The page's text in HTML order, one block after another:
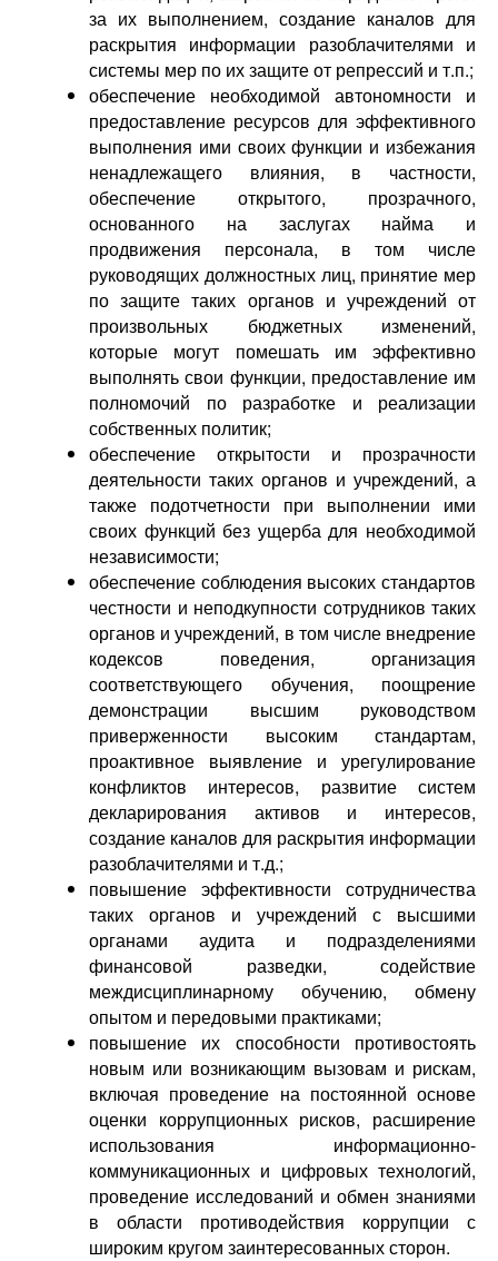
за их выполнением, создание каналов для
раскрытия информации разоблачителями и
системы мер по их защите от репрессий и т.п.;
обеспечение необходимой автономности и
предоставление ресурсов для эффективного
выполнения ими своих функции и избежания
ненадлежащего влияния, в частности,
обеспечение открытого, прозрачного,
основанного на заслугах найма и
продвижения персонала, в том числе
руководящих должностных лиц, принятие мер
по защите таких органов и учреждений от
произвольных бюджетных изменений,
которые могут помешать им эффективно
выполнять свои функции, предоставление им
полномочий по разработке и реализации
собственных политик;
обеспечение открытости и прозрачности
деятельности таких органов и учреждений, а
также подотчетности при выполнении ими
своих функций без ущерба для необходимой
независимости;
обеспечение соблюдения высоких стандартов
честности и неподкупности сотрудников таких
органов и учреждений, в том числе внедрение
кодексов поведения, организация
соответствующего обучения, поощрение
демонстрации высшим руководством
приверженности высоким стандартам,
проактивное выявление и урегулирование
конфликтов интересов, развитие систем
декларирования активов и интересов,
создание каналов для раскрытия информации
разоблачителями и т.д.;
повышение эффективности сотрудничества
таких органов и учреждений с высшими
органами аудита и подразделениями
финансовой разведки, содействие
междисциплинарному обучению, обмену
опытом и передовыми практиками;
повышение их способности противостоять
новым или возникающим вызовам и рискам,
включая проведение на постоянной основе
оценки коррупционных рисков, расширение
использования информационно-
коммуникационных и цифровых технологий,
проведение исследований и обмен знаниями
в области противодействия коррупции с
широким кругом заинтересованных сторон.